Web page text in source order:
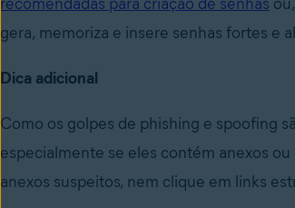
gera, memoriza e insere senhas fortes e
Dica adicional
Como os golpes de phishing e spoofing
especialmente se eles contém anexos
anexos suspeitos, nem clique em links